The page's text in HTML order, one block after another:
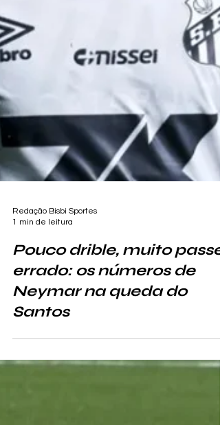
Pouco drible, muito passe
errado: os números de
Neymar na queda do